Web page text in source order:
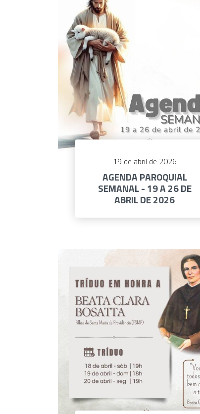
19 de abril de 2026
AGENDA PAROQUIAL
SEMANAL - 19 A 26 DE
ABRIL DE 2026